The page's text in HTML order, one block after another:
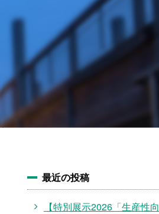
最近の投稿
【特別展示2026「生産性向